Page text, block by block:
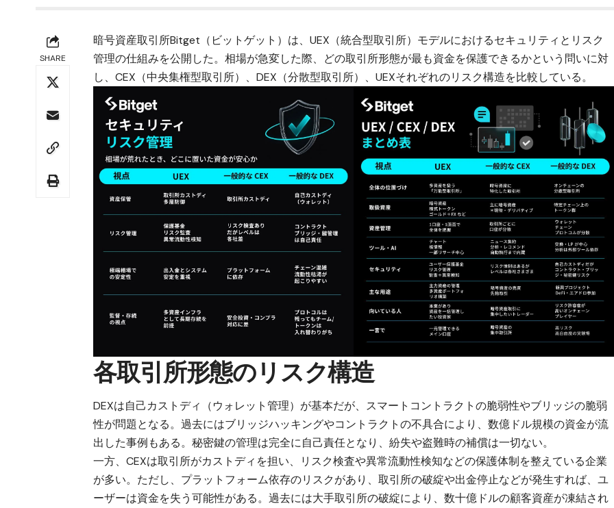
SHARE
暗号資産取引所Bitget（ビットゲット） は、UEX（統合型取引所）モデルにおけるセキュリティとリスク
管理の仕組みを公開した。相場が急変した際、どの取引所形態が最も資金を保護できるかという問いに対
し、CEX（中央集権型取引所）、DEX（分散型取引所）、UEXそれぞれのリスク構造を比較している。
各取引所形態のリスク構造
DEXは自己カストディ（ウォレット管理）が基本だが、スマートコントラクトの脆弱性やブリッジの脆弱
性が問題となる。過去にはブリッジハッキングやコントラクトの不具合により、数億ドル規模の資金が流
出した事例もある。秘密鍵の管理は完全に自己責任となり、紛失や盗難時の補償は一切ない。
一方、CEXは取引所がカストディを担い、リスク検査や異常流動性検知などの保護体制を整えている企業
が多い。ただし、プラットフォーム依存のリスクがあり、取引所の破綻や出金停止などが発生すれば、ユ
ーザーは資金を失う可能性がある。過去には大手取引所の破綻により、数十億ドルの顧客資産が凍結され